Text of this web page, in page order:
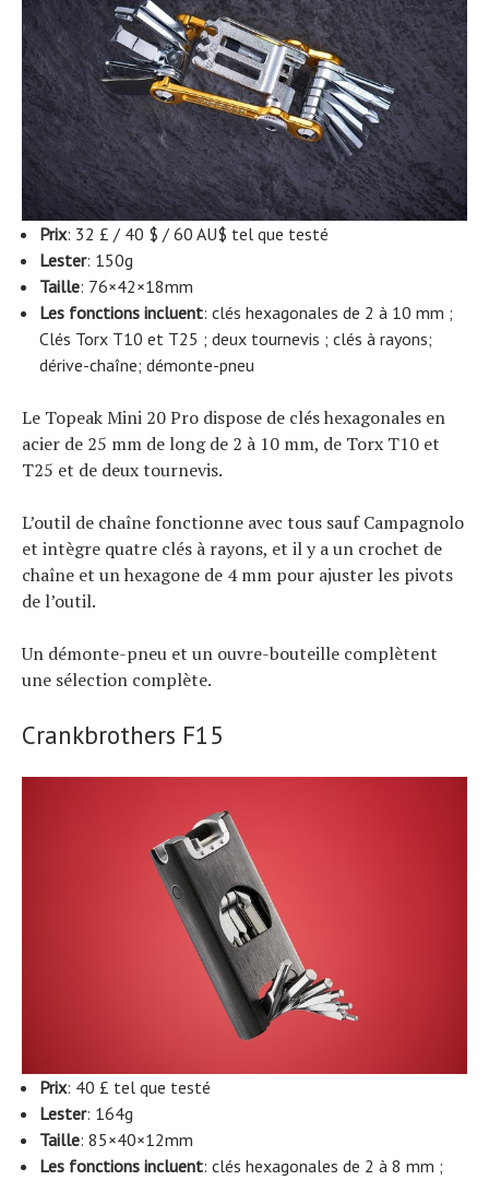
Prix: 32 £ / 40 $ / 60 AU$ tel que testé
Lester: 150g
Taille: 76×42×18mm
Les fonctions incluent: clés hexagonales de 2 à 10 mm ;
Clés Torx T10 et T25 ; deux tournevis ; clés à rayons;
dérive-chaîne; démonte-pneu
Le Topeak Mini 20 Pro dispose de clés hexagonales en
acier de 25 mm de long de 2 à 10 mm, de Torx T10 et
T25 et de deux tournevis.
L’outil de chaîne fonctionne avec tous sauf Campagnolo
et intègre quatre clés à rayons, et il y a un crochet de
chaîne et un hexagone de 4 mm pour ajuster les pivots
de l’outil.
Un démonte-pneu et un ouvre-bouteille complètent
une sélection complète.
Crankbrothers F15
Prix: 40 £ tel que testé
Lester: 164g
Taille: 85×40×12mm
Les fonctions incluent: clés hexagonales de 2 à 8 mm ;